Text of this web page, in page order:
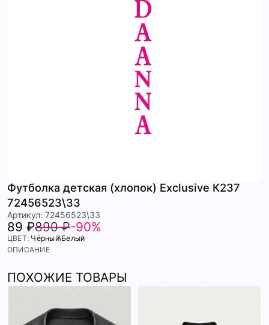
Футболка детская (хлопок) Exclusive К237
72456523\33
Артикул: 72456523\33
89 ₽890 ₽-90%
ЦВЕТ: Чёрный\Белый
ОПИСАНИЕ
ПОХОЖИЕ ТОВАРЫ